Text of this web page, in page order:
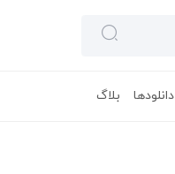
دانلودها بلاگ